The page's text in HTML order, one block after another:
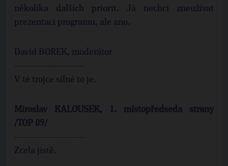
několika dalších priorit. Já nechci zneužívat
prezentaci programu, ale ano.
David BOREK, moderátor
--------------------
V té trojce silné to je.
Miroslav KALOUSEK, 1. místopředseda strany
/TOP 09/
--------------------
Zcela jistě.